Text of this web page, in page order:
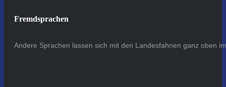
Fremdsprachen
Andere Sprachen lassen sich mit den Landesfahnen ganz oben